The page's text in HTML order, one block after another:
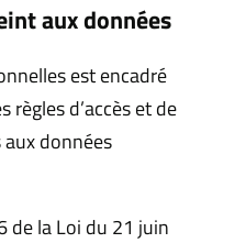
aux données
est encadré
règles d’accès et de
données
de la Loi du 21 juin